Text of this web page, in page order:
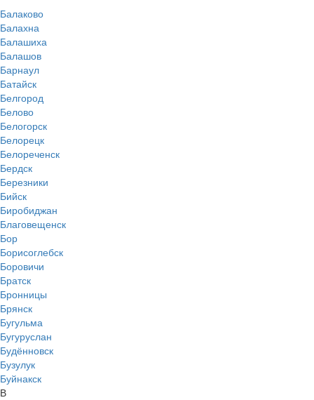
Балаково
Балахна
Балашиха
Балашов
Барнаул
Батайск
Белгород
Белово
Белогорск
Белорецк
Белореченск
Бердск
Березники
Бийск
Биробиджан
Благовещенск
Бор
Борисоглебск
Боровичи
Братск
Бронницы
Брянск
Бугульма
Бугуруслан
Будённовск
Бузулук
Буйнакск
В